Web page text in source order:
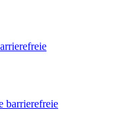
barrierefreie